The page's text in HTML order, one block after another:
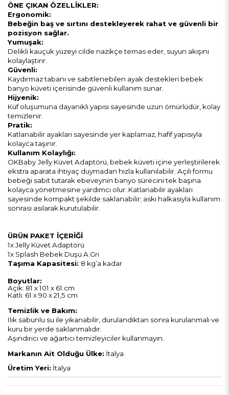
ÖNE ÇIKAN ÖZELLİKLER:
Ergonomik:
Bebeğin baş ve sırtını destekleyerek rahat ve güvenli bir
pozisyon sağlar.
Yumuşak:
Delikli kauçuk yüzeyi cilde nazikçe temas eder, suyun akışını
kolaylaştırır.
Güvenli:
Kaydırmaz tabanı ve sabitlenebilen ayak destekleri bebek
banyo küveti içerisinde güvenli kullanım sunar.
Hijyenik:
Küf oluşumuna dayanıklı yapısı sayesinde uzun ömürlüdür, kolay
temizlenir.
Pratik:
Katlanabilir ayakları sayesinde yer kaplamaz, hafif yapısıyla
kolayca taşınır.
Kullanım Kolaylığı:
OKBaby Jelly Küvet Adaptörü, bebek küveti içine yerleştirilerek
ekstra aparata ihtiyaç duymadan hızla kullanılabilir. Açılı formu
bebeği sabit tutarak ebeveynin banyo sürecini tek başına
kolayca yönetmesine yardımcı olur. Katlanabilir ayakları
sayesinde kompakt şekilde saklanabilir; askı halkasıyla kullanım
sonrası asılarak kurutulabilir.
ÜRÜN PAKET İÇERİĞİ
1x Jelly Küvet Adaptörü
1x Splash Bebek Duşu A.Gri
Taşıma Kapasitesi: 8 kg’a kadar
Boyutlar:
Açık: 81 x 101 x 61 cm
Katlı: 61 x 90 x 21,5 cm
Temizlik ve Bakım:
Ilık sabunlu su ile yıkanabilir, durulandıktan sonra kurulanmalı ve
kuru bir yerde saklanmalıdır.
Aşındırıcı ve ağartıcı temizleyiciler kullanmayın.
Markanın Ait Olduğu Ülke: İtalya
Üretim Yeri: İtalya